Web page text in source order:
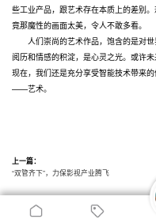
些工业产品，跟艺术存在本质上的差别
竟那魔性的画面太美，令人不敢多看。
人们崇尚的艺术作品，饱含的是对世
阅历和情感的积淀，是心灵之光。或许
现在，我们还是充分享受智能技术带来
——艺术。
上一篇：
“双管齐下”，力保影视产业腾飞